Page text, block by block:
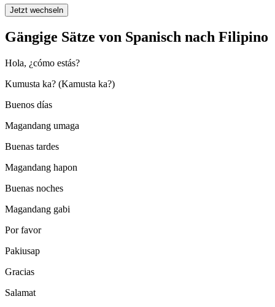
Jetzt wechseln
Gängige Sätze von Spanisch nach Filipino
Hola, ¿cómo estás?
Kumusta ka? (Kamusta ka?)
Buenos días
Magandang umaga
Buenas tardes
Magandang hapon
Buenas noches
Magandang gabi
Por favor
Pakiusap
Gracias
Salamat